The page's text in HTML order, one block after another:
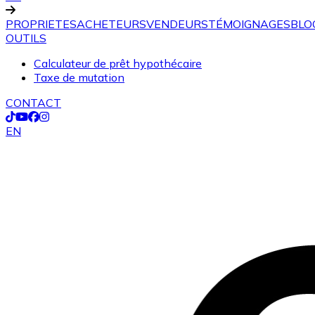
PROPRIETESACHETEURSVENDEURSTÉMOIGNAGES
OUTILS
Calculateur de prêt hypothécaire
Taxe de mutation
CONTACT
EN